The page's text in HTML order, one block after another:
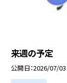
来週の予定
公開日 2026/07/03